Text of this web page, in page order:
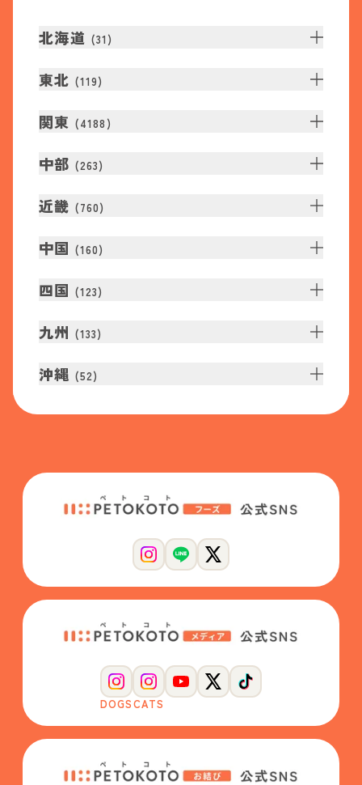
北海道 (31 )
東北 (119)
関東 (4188 )
中部 (263)
近畿 (760)
中国 (160)
四国 (123)
九州 (133)
沖縄 (52)
DOGSCATS